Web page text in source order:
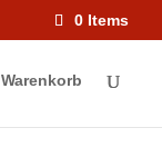
0 Items
Warenkorb